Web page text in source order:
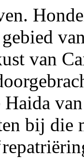
van
Haida
bij die